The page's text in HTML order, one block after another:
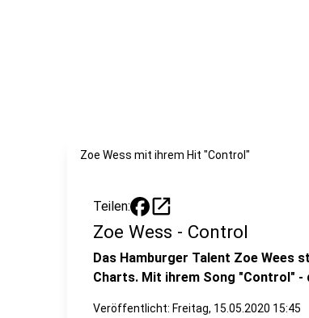
Zoe Wess mit ihrem Hit "Control"
Teilen: open_in_new
Zoe Wess - Control
Das Hamburger Talent Zoe Wees
Charts. Mit ihrem Song "Control"
Veröffentlicht: Freitag, 15.05.2020 15:45